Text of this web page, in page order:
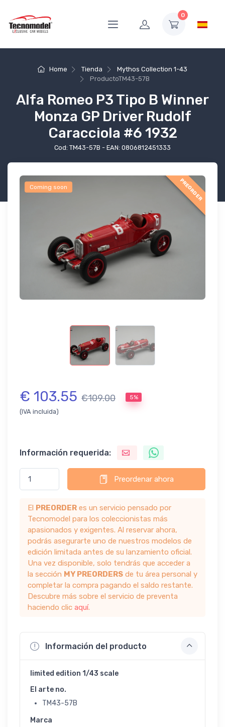
0
Home Tienda
Mythos Collection 1-43
ProductoTM43-57B
Alfa Romeo P3 Tipo B Winner
Monza GP Driver Rudolf
Caracciola #6 1932
Cod: TM43-57B - EAN: 0806812451333
Coming soon PREORDER
€ 103.55 €109.00 5%
(IVA incluida)
Información requerida:
Preordenar ahora
El PREORDER es un servicio pensado por
Tecnomodel para los coleccionistas más
apasionados y exigentes. Al reservar ahora,
podrás asegurarte uno de nuestros modelos de
edición limitada antes de su lanzamiento oficial.
Una vez disponible, solo tendrás que acceder a
la sección MY PREORDERS de tu área personal y
completar la compra pagando el saldo restante.
Descubre más sobre el servicio de preventa
haciendo clic aquí.
Información del producto
limited edition 1/43 scale
El arte no.
TM43-57B
Marca